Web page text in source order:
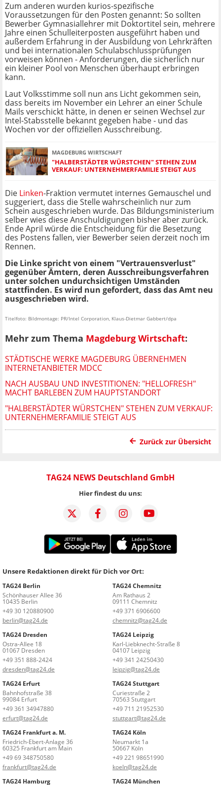
Zum anderen wurden kurios-spezifische
Voraussetzungen für den Posten genannt: So sollten
Bewerber Gymnasiallehrer mit Doktortitel sein, mehrere
Jahre einen Schulleiterposten ausgeführt haben und
außerdem Erfahrung in der Ausbildung von Lehrkräften
und bei internationalen Schulabschlussprüfungen
vorweisen können - Anforderungen, die sicherlich nur
ein kleiner Pool von Menschen überhaupt erbringen
kann.
Laut Volksstimme soll nun ans Licht gekommen sein,
dass bereits im November ein Lehrer an einer Schule
Mails verschickt hätte, in denen er seinen Wechsel zur
Intel-Stabsstelle bekannt gegeben habe - und das
Wochen vor der offiziellen Ausschreibung.
MAGDEBURG WIRTSCHAFT
"HALBERSTÄDTER WÜRSTCHEN" STEHEN ZUM
VERKAUF: UNTERNEHMERFAMILIE STEIGT AUS
Die Linken-Fraktion vermutet internes Gemauschel und
suggeriert, dass die Stelle wahrscheinlich nur zum
Schein ausgeschrieben wurde. Das Bildungsministerium
selber wies diese Anschuldigungen bisher aber zurück.
Ende April würde die Entscheidung für die Besetzung
des Postens fallen, vier Bewerber seien derzeit noch im
Rennen.
Die Linke spricht von einem "Vertrauensverlust"
gegenüber Ämtern, deren Ausschreibungsverfahren
unter solchen undurchsichtigen Umständen
stattfinden. Es wird nun gefordert, dass das Amt neu
ausgeschrieben wird.
Titelfoto: Bildmontage: PR/Intel Corporation, Klaus-Dietmar Gabbert/dpa
Mehr zum Thema Magdeburg Wirtschaft:
STÄDTISCHE WERKE MAGDEBURG ÜBERNEHMEN
INTERNETANBIETER MDCC
NACH AUSBAU UND INVESTITIONEN: "HELLOFRESH"
MACHT BARLEBEN ZUM HAUPTSTANDORT
"HALBERSTÄDTER WÜRSTCHEN" STEHEN ZUM VERKAUF:
UNTERNEHMERFAMILIE STEIGT AUS
Zurück zur Übersicht
TAG24 NEWS Deutschland GmbH
Hier findest du uns:
Unsere Redaktionen direkt für Dich vor Ort:
TAG24 Berlin
Schönhauser Allee 36
10435 Berlin
+49 30 120880900
berlin@tag24.de
TAG24 Chemnitz
Am Rathaus 2
09111 Chemnitz
+49 371 6906600
chemnitz@tag24.de
TAG24 Dresden
Ostra-Allee 18
01067 Dresden
+49 351 888-2424
dresden@tag24.de
TAG24 Leipzig
Karl-Liebknecht-Straße 8
04107 Leipzig
+49 341 24250430
leipzig@tag24.de
TAG24 Erfurt
Bahnhofstraße 38
99084 Erfurt
+49 361 34947880
erfurt@tag24.de
TAG24 Stuttgart
Curiestraße 2
70563 Stuttgart
+49 711 21952530
stuttgart@tag24.de
TAG24 Frankfurt a. M.
Friedrich-Ebert-Anlage 36
60325 Frankfurt am Main
+49 69 348750580
frankfurt@tag24.de
TAG24 Köln
Neumarkt 1a
50667 Köln
+49 221 98651990
koeln@tag24.de
TAG24 Hamburg
TAG24 München